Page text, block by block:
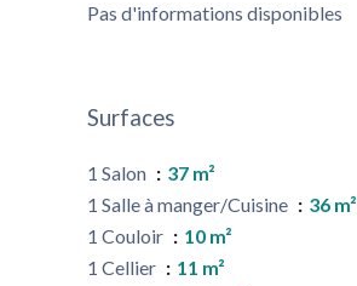
Pas d'informations disponibles
Surfaces
1 Salon
37 m²
1 Salle à manger/Cuisine
36 m²
1 Couloir
10 m²
1 Cellier
11 m²